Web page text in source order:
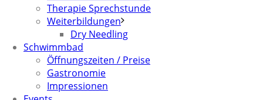
Therapie Sprechstunde
Weiterbildungen
Dry Needling
Schwimmbad
Öffnungszeiten / Preise
Gastronomie
Impressionen